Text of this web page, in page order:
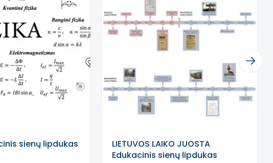
sienų lipdukas
LIETUVOS LAIKO JUOSTA
Edukacinis sienų lipdukas
Next